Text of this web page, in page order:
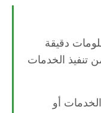
دقيقة
تنفيذ الخدمات
أو